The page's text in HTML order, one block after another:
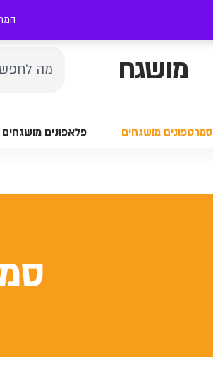
מושגח
סמרטפונים מושגחים פלאפונים מושגחים